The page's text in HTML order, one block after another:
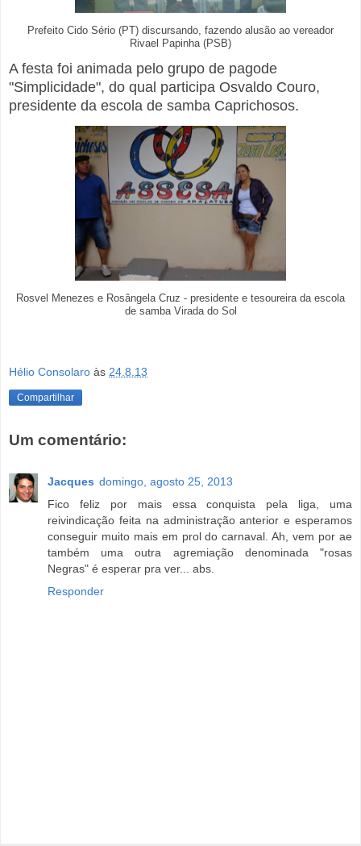
Prefeito Cido Sério (PT) discursando, fazendo alusão ao vereador
Rivael Papinha (PSB)
A festa foi animada pelo grupo de pagode
"Simplicidade", do qual participa Osvaldo Couro,
presidente da escola de samba Caprichosos.
Rosvel Menezes e Rosângela Cruz - presidente e tesoureira da escola
de samba Virada do Sol
Hélio Consolaro às 24.8.13
Compartilhar
Um comentário:
Jacques domingo, agosto 25, 2013
Fico feliz por mais essa conquista pela liga, uma
reivindicação feita na administração anterior e esperamos
conseguir muito mais em prol do carnaval. Ah, vem por ae
também uma outra agremiação denominada "rosas
Negras" é esperar pra ver... abs.
Responder